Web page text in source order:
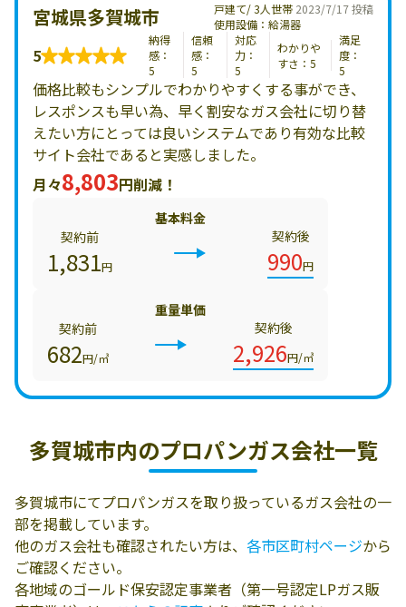
2023/7/17 投稿
宮城県多賀城市
戸建て/ 3人世帯
使用設備：給湯器
5
納得
感：
5
信頼
感：
5
対応
力：
5
わかりや
すさ：5
満足
度：
5
価格比較もシンプルでわかりやすくする事ができ、
レスポンスも早い為、早く割安なガス会社に切り替
えたい方にとっては良いシステムであり有効な比較
サイト会社であると実感しました。
月々8,803円削減！
基本料金
契約前
1,831円
契約後
990円
重量単価
契約前
682円/㎥
契約後
2,926円/㎥
多賀城市内のプロパンガス会社一覧
多賀城市にてプロパンガスを取り扱っているガス会社の一
部を掲載しています。
他のガス会社も確認されたい方は、 各市区町村ページから
ご確認ください。
各地域のゴールド保安認定事業者（第一号認定LPガス販